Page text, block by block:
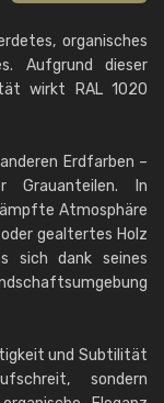
organisches
Aufgrund dieser
wirkt RAL 1020
Erdfarben –
Grauanteilen. In
Atmosphäre
gealtertes Holz
sich dank seines
und Subtilität
sondern